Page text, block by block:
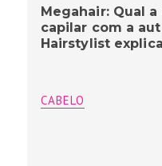
Megahair: Qual
capilar com a
Hairstylist explica
CABELO